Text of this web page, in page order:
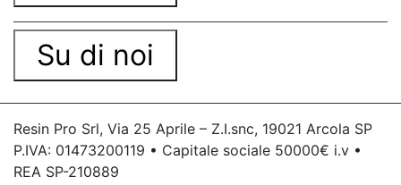
Su di noi
Resin Pro Srl, Via 25 Aprile – Z.I.snc, 19021 Arcola SP
P.IVA: 01473200119 • Capitale sociale 50000€ i.v •
REA SP-210889